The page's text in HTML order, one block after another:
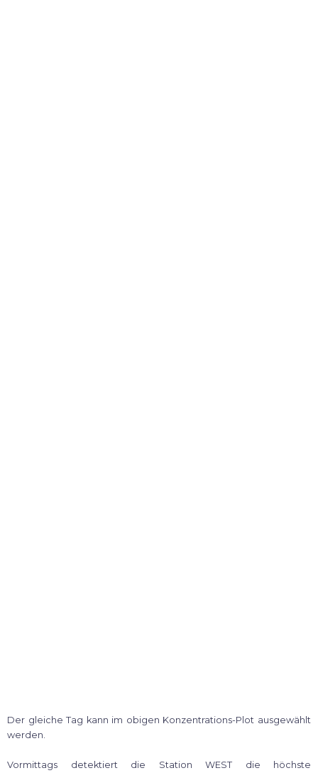
Der gleiche Tag kann im obigen Konzentrations-Plot ausgewählt
werden.
Vormittags detektiert die Station WEST die höchste